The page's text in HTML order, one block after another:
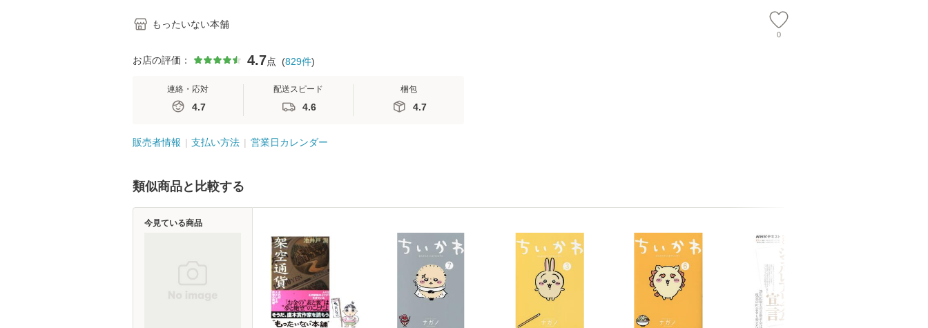
もったいない本舗
0
お店の評価： 4.7点 (829件)
連絡・応対
4.7
配送スピード
4.6
梱包
4.7
販売者情報 支払い方法 営業日カレンダー
類似商品と比較する
今見ている商品